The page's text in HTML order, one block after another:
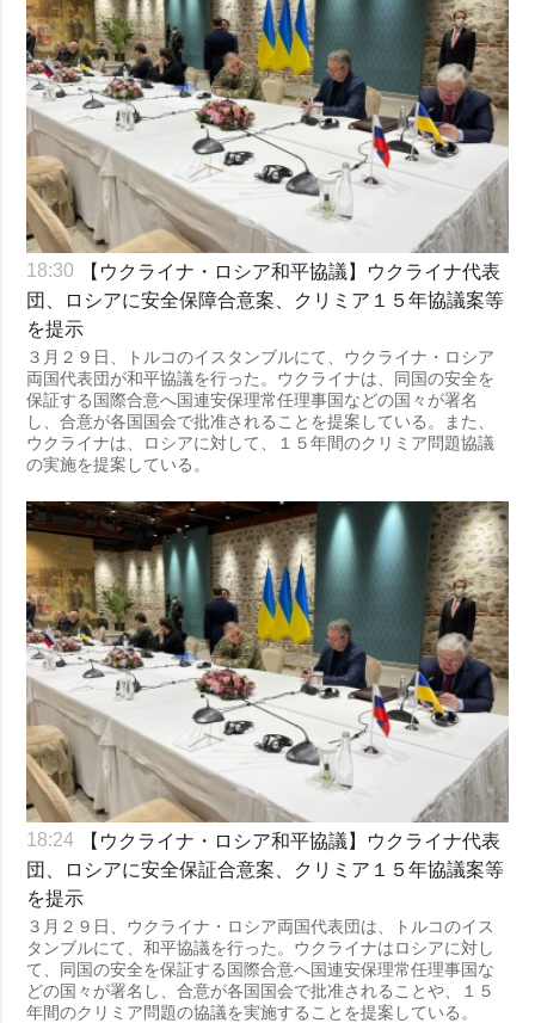
18:30
【ウクライナ・ロシア和平協議】ウクライナ代表
団、ロシアに安全保障合意案、クリミア１５年協議案等
を提示
３月２９日、トルコのイスタンブルにて、ウクライナ・ロシア
両国代表団が和平協議を行った。ウクライナは、同国の安全を
保証する国際合意へ国連安保理常任理事国などの国々が署名
し、合意が各国国会で批准されることを提案している。また、
ウクライナは、ロシアに対して、１５年間のクリミア問題協議
の実施を提案している。
18:24
【ウクライナ・ロシア和平協議】ウクライナ代表
団、ロシアに安全保証合意案、クリミア１５年協議案等
を提示
３月２９日、ウクライナ・ロシア両国代表団は、トルコのイス
タンブルにて、和平協議を行った。ウクライナはロシアに対し
て、同国の安全を保証する国際合意へ国連安保理常任理事国な
どの国々が署名し、合意が各国国会で批准されることや、１５
年間のクリミア問題の協議を実施することを提案している。